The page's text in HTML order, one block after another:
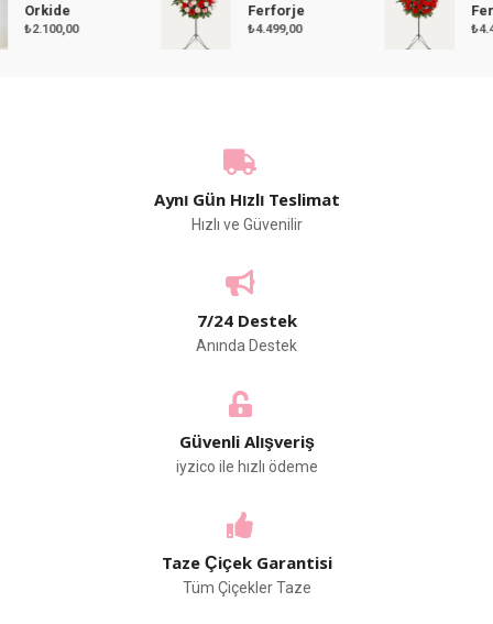
Orkide
2.100,00
Ferforje
4.499,00
Aynı Gün Hızlı Teslimat
Hızlı ve Güvenilir
7/24 Destek
Anında Destek
Güvenli Alışveriş
iyzico ile hızlı ödeme
Taze Çiçek Garantisi
Tüm Çiçekler Taze